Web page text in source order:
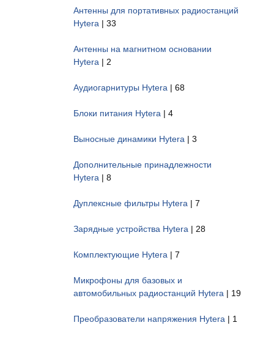
Антенны для портативных радиостанций
Hytera | 33
Антенны на магнитном основании
Hytera | 2
Аудиогарнитуры Hytera | 68
Блоки питания Hytera | 4
Выносные динамики Hytera | 3
Дополнительные принадлежности
Hytera | 8
Дуплексные фильтры Hytera | 7
Зарядные устройства Hytera | 28
Комплектующие Hytera | 7
Микрофоны для базовых и
автомобильных радиостанций Hytera | 19
Преобразователи напряжения Hytera | 1